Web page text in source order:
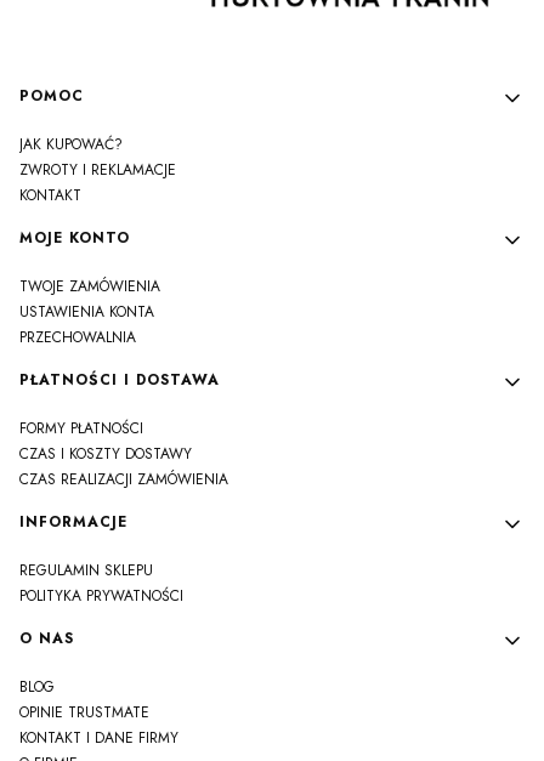
Linki w stopce
POMOC
JAK KUPOWAĆ?
ZWROTY I REKLAMACJE
KONTAKT
MOJE KONTO
TWOJE ZAMÓWIENIA
USTAWIENIA KONTA
PRZECHOWALNIA
PŁATNOŚCI I DOSTAWA
FORMY PŁATNOŚCI
CZAS I KOSZTY DOSTAWY
CZAS REALIZACJI ZAMÓWIENIA
INFORMACJE
REGULAMIN SKLEPU
POLITYKA PRYWATNOŚCI
O NAS
BLOG
OPINIE TRUSTMATE
KONTAKT I DANE FIRMY